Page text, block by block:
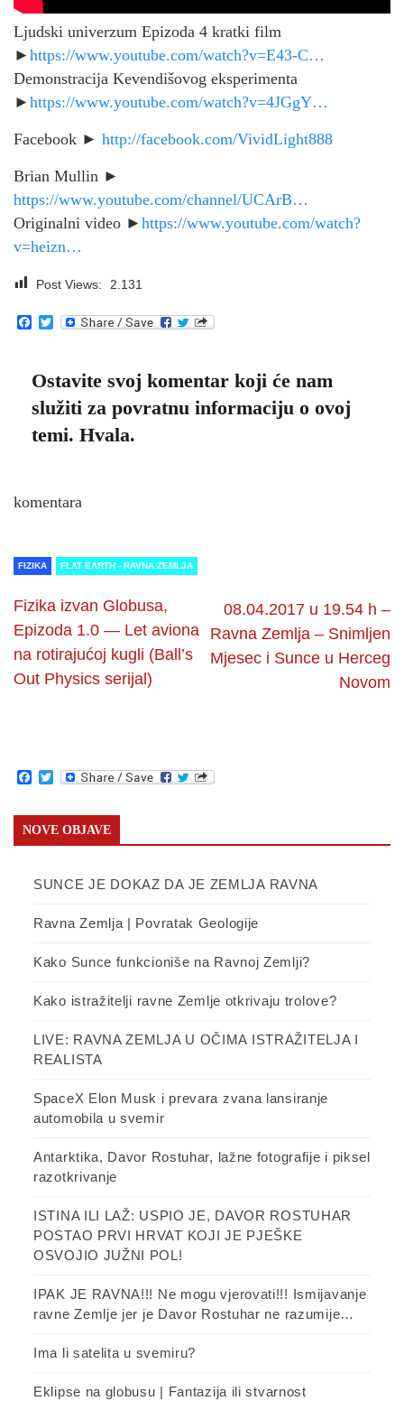
Ljudski univerzum Epizoda 4 kratki film
► https://www.youtube.com/watch?v=E43-C…
Demonstracija Kevendišovog eksperimenta
► https://www.youtube.com/watch?v=4JGgY…
Facebook ► http://facebook.com/VividLight888
Brian Mullin ►
https://www.youtube.com/channel/UCArB…
Originalni video ► https://www.youtube.com/watch?
v=heizn…
Post Views: 2.131
Facebook
Twitter
Ostavite svoj komentar koji će nam
služiti za povratnu informaciju o ovoj
temi. Hvala.
komentara
FIZIKA FLAT EARTH - RAVNA ZEMLJA
Fizika izvan Globusa,
Epizoda 1.0 — Let aviona
na rotirajućoj kugli (Ball’s
Out Physics serijal)
08.04.2017 u 19.54 h –
Ravna Zemlja – Snimljen
Mjesec i Sunce u Herceg
Novom
Facebook
Twitter
NOVE OBJAVE
SUNCE JE DOKAZ DA JE ZEMLJA RAVNA
Ravna Zemlja | Povratak Geologije
Kako Sunce funkcioniše na Ravnoj Zemlji?
Kako istražitelji ravne Zemlje otkrivaju trolove?
LIVE: RAVNA ZEMLJA U OČIMA ISTRAŽITELJA I
REALISTA
SpaceX Elon Musk i prevara zvana lansiranje
automobila u svemir
Antarktika, Davor Rostuhar, lažne fotografije i piksel
razotkrivanje
ISTINA ILI LAŽ: USPIO JE, DAVOR ROSTUHAR
POSTAO PRVI HRVAT KOJI JE PJEŠKE
OSVOJIO JUŽNI POL!
IPAK JE RAVNA!!! Ne mogu vjerovati!!! Ismijavanje
ravne Zemlje jer je Davor Rostuhar ne razumije…
Ima li satelita u svemiru?
Eklipse na globusu | Fantazija ili stvarnost